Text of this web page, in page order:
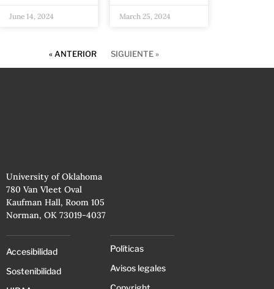
June 14, 2024 March 25, 2024
« ANTERIOR SIGUIENTE »
University of Oklahoma
780 Van Vleet Oval
Kaufman Hall, Room 105
Norman, OK 73019-4037
Accesibilidad
Sostenibilidad
Políticas
Avisos legales